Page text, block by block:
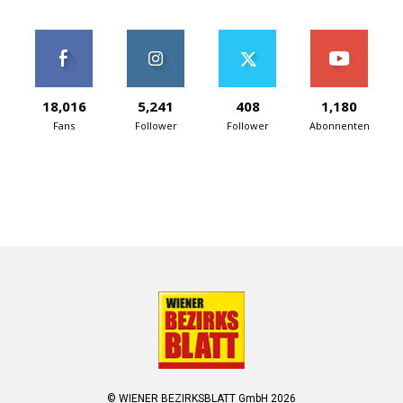
18,016
Fans
5,241
Follower
408
Follower
1,180
Abonnenten
© WIENER BEZIRKSBLATT GmbH 2026